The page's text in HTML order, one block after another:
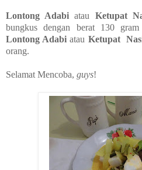
Lontong Adabi atau Ketupat
bungkus dengan berat 130
Lontong Adabi atau Ketupat
orang.
Selamat Mencoba, guys!